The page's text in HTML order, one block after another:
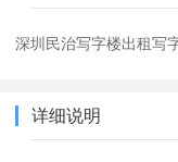
深圳民治写字楼出租写
详细说明